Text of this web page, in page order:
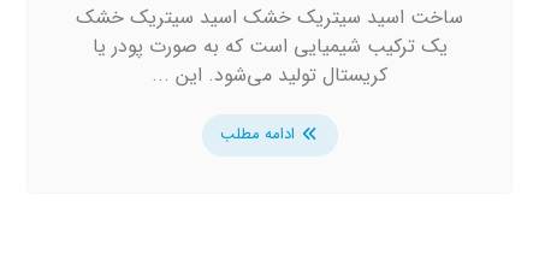
ساخت اسید سیتریک خشک اسید سیتریک خشک
یک ترکیب شیمیایی است که به صورت پودر یا
کریستال تولید می‌شود. این ...
ادامه مطلب